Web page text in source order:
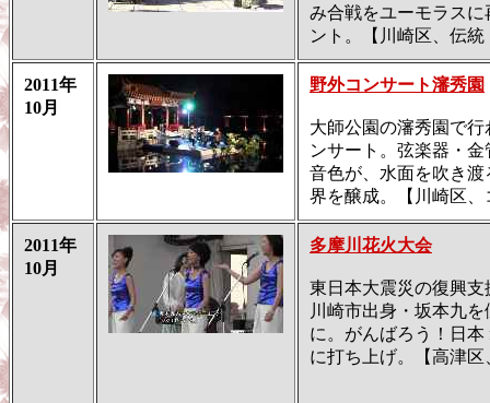
み合戦をユーモラス
ント。【川崎区、伝統
2011年
10月
野外コンサート瀋秀園
大師公園の瀋秀園で
ンサート。弦楽器・
音色が、水面を吹き
界を醸成。【川崎区、
2011年
10月
多摩川花火大会
東日本大震災の復興
川崎市出身・坂本九
に。がんばろう！日
に打ち上げ。【高津